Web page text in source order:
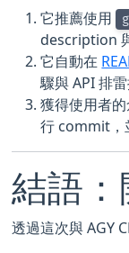
它推薦使用
description
它自動在
驟與 API 排雷
獲得使用者
行 commit，
結語：
透過這次與 AGY